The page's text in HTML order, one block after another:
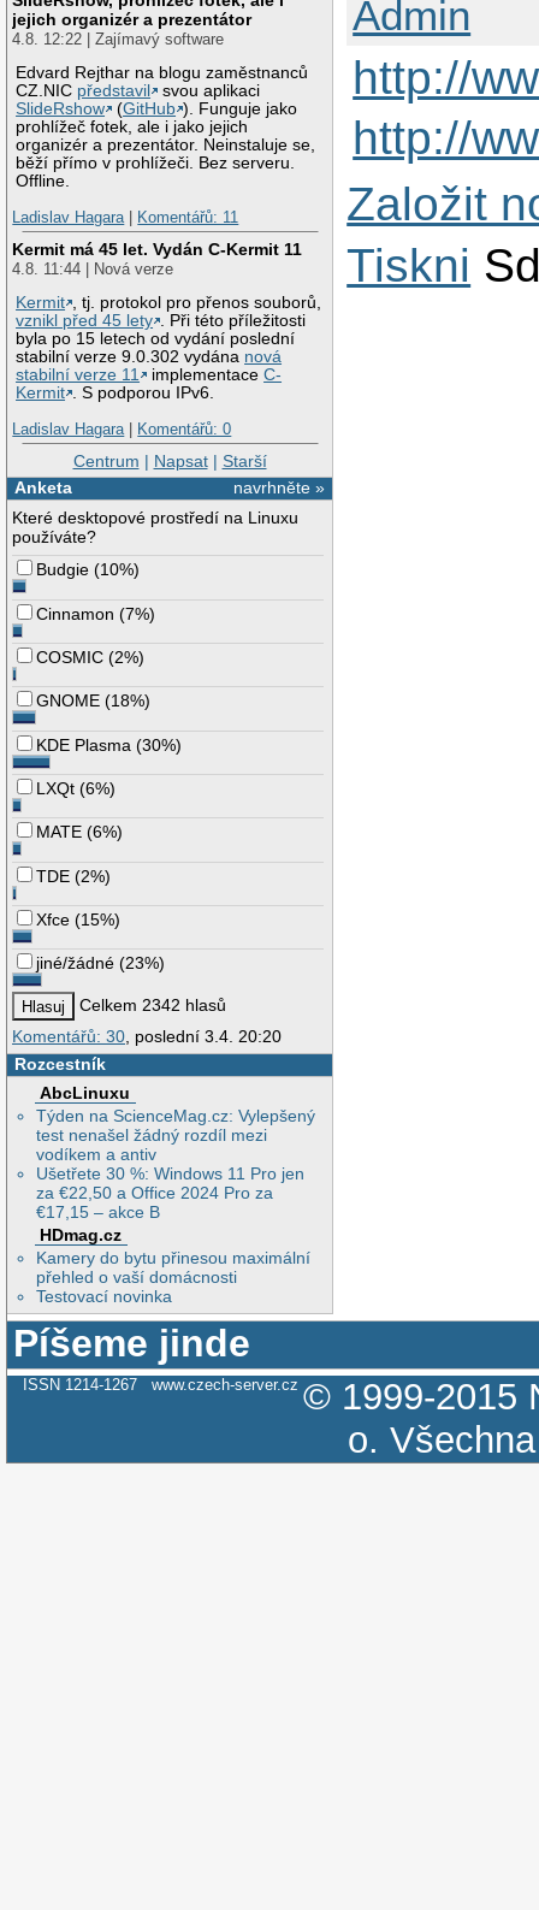
jejich organizér a prezentátor
4.8. 12:22 | Zajímavý software
Edvard Rejthar na blogu zaměstnanců
CZ.NIC představil
svou aplikaci
SlideRshow
(GitHub ). Funguje jako
prohlížeč fotek, ale i jako jejich
organizér a prezentátor. Neinstaluje se,
běží přímo v prohlížeči. Bez serveru.
Offline.
Ladislav Hagara| Komentářů: 11
Kermit má 45 let. Vydán C-Kermit 11
4.8. 11:44 | Nová verze
Kermit , tj. protokol pro přenos souborů,
vznikl před 45 lety . Při této příležitosti
byla po 15 letech od vydání poslední
stabilní verze 9.0.302 vydána nová
stabilní verze 11
implementaceC-
Kermit . S podporou IPv6.
Ladislav Hagara| Komentářů: 0
Centrum | Napsat| Starší
navrhněte »
Anketa
Které desktopové prostředí na Linuxu
používáte?
Budgie (10%)
Cinnamon (7%)
COSMIC (2%)
GNOME (18%)
KDE Plasma (30%)
LXQt (6%)
MATE (6%)
TDE (2%)
Xfce (15%)
jiné/žádné (23%)
Celkem 2342 hlasů
Komentářů: 30 , poslední 3.4. 20:20
Rozcestník
AbcLinuxu
Týden na ScienceMag.cz: Vylepšený
test nenašel žádný rozdíl mezi
vodíkem a antiv
Ušetřete 30 %: Windows 11 Pro jen
za €22,50 a Office 2024 Pro za
€17,15 – akce B
HDmag.cz
Kamery do bytu přinesou maximální
přehled o vaší domácnosti
Testovací novinka
Admin
http://
http://
Založit
Tiskni
Píšeme jinde
ISSN 1214-1267 www.czech-server.cz © 1999-2015
o.